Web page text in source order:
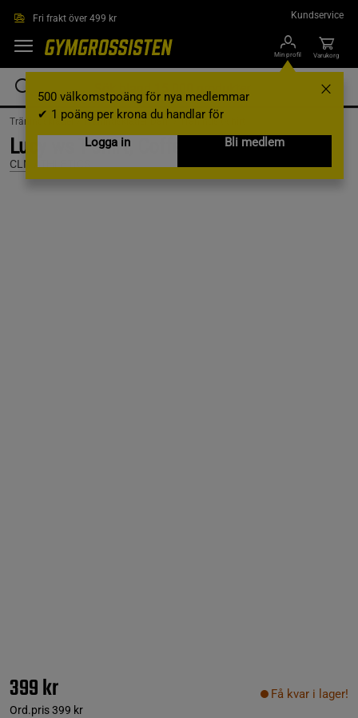
Fri frakt över 499 kr Kundservice
Min profil
500 välkomstpoäng för nya medlemmar
✔ 1 poäng per krona du handlar för
Logga in
Bli medlem
Varukorg
Träningskläder / Träningskläder Dam /Tränings t-shirt
Lucy ws T-shirt, Coffee, S
CLN ATHLETICS
399 kr
Ord.pris399 kr
Få kvar i lager!